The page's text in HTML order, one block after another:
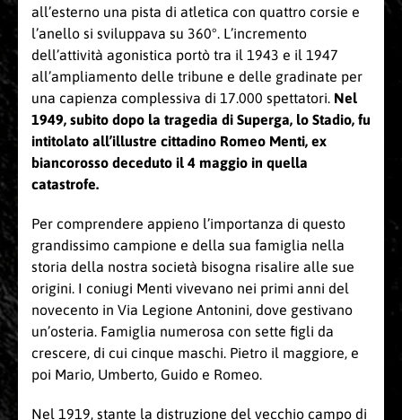
all’esterno una pista di atletica con quattro corsie e
l’anello si sviluppava su 360°. L’incremento
dell’attività agonistica portò tra il 1943 e il 1947
all’ampliamento delle tribune e delle gradinate per
una capienza complessiva di 17.000 spettatori. Nel
1949, subito dopo la tragedia di Superga, lo Stadio, fu
intitolato all’illustre cittadino Romeo Menti, ex
biancorosso deceduto il 4 maggio in quella
catastrofe.
Per comprendere appieno l’importanza di questo
grandissimo campione e della sua famiglia nella
storia della nostra società bisogna risalire alle sue
origini. I coniugi Menti vivevano nei primi anni del
novecento in Via Legione Antonini, dove gestivano
un’osteria. Famiglia numerosa con sette figli da
crescere, di cui cinque maschi. Pietro il maggiore, e
poi Mario, Umberto, Guido e Romeo.
Nel 1919, stante la distruzione del vecchio campo di